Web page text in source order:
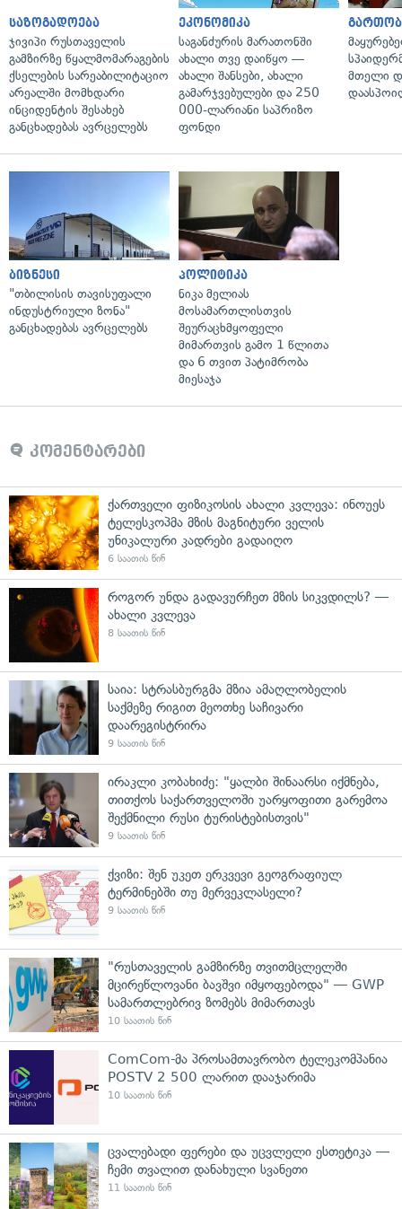
საზოგადოება
ჯივიპი რუსთაველის
გამზირზე წყალმომარაგების
ქსელების სარეაბილიტაციო
არეალში მომხდარი
ინციდენტის შესახებ
განცხადებას ავრცელებს
ეკონომიკა
საგანძურის მარათონში
ახალი თვე დაიწყო —
ახალი შანსები, ახალი
გამარჯვებულები და 250
000-ლარიანი საპრიზო
ფონდი
მთელი
ბიზნესი
"თბილისის თავისუფალი
ინდუსტრიული ზონა"
განცხადებას ავრცელებს
პოლიტიკა
ნიკა მელიას
მოსამართლისთვის
შეურაცხმყოფელი
მიმართვის გამო 1 წლითა
და 6 თვით პატიმრობა
მიესაჯა
კომენტარები
ქართველი ფიზიკოსის ახალი კვლევა: ინოუეს
ტელესკოპმა მზის მაგნიტური ველის
უნიკალური კადრები გადაიღო
6 საათის წინ
როგორ უნდა გადავურჩეთ მზის სიკვდილს? —
ახალი კვლევა
8 საათის წინ
საია: სტრასბურგმა მზია ამაღლობელის
საქმეზე რიგით მეოთხე საჩივარი
დაარეგისტრირა
9 საათის წინ
ირაკლი კობახიძე: "ყალბი შინაარსი იქმნება,
თითქოს საქართველოში უარყოფითი გარემოა
შექმნილი რუსი ტურისტებისთვის"
9 საათის წინ
ქვიზი: შენ უკეთ ერკვევი გეოგრაფიულ
ტერმინებში თუ მერვეკლასელი?
9 საათის წინ
"რუსთაველის გამზირზე თვითმცლელში
მცირეწლოვანი ბავშვი იმყოფებოდა" — GWP
სამართლებრივ ზომებს მიმართავს
10 საათის წინ
ComCom-მა პროსამთავრობო ტელეკომპანია
POSTV 2 500 ლარით დააჯარიმა
10 საათის წინ
ცვალებადი ფერები და უცვლელი ესთეტიკა —
ჩემი თვალით დანახული სვანეთი
11 საათის წინ